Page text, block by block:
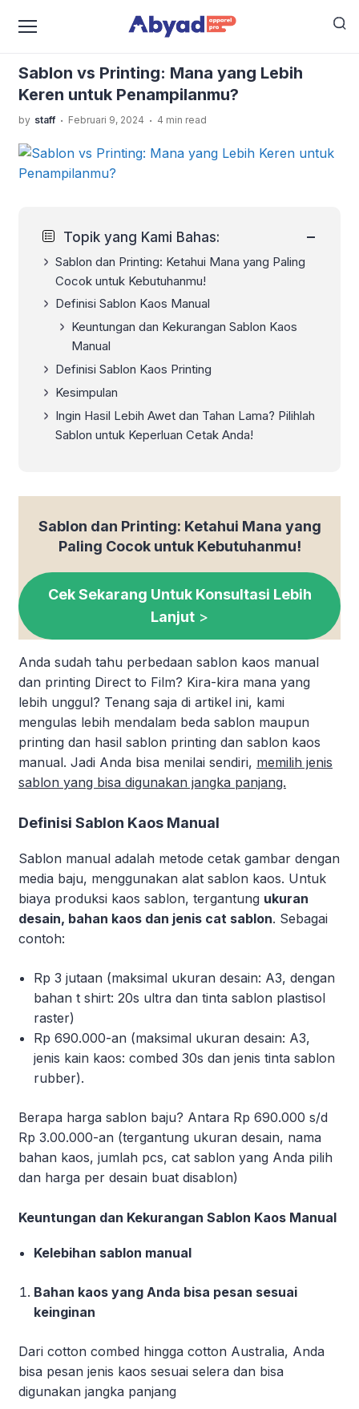
›
Sablon vs Printing: Mana yang
Sablon vs Printing: Mana yang Lebih
Keren untuk Penampilanmu?
by staff . Februari 9, 2024 . 4 min read
Topik yang Kami Bahas: −
Sablon dan Printing: Ketahui Mana yang Paling
Cocok untuk Kebutuhanmu!
Definisi Sablon Kaos Manual
Keuntungan dan Kekurangan Sablon Kaos
Manual
Definisi Sablon Kaos Printing
Kesimpulan
Ingin Hasil Lebih Awet dan Tahan Lama? Pilihlah
Sablon untuk Keperluan Cetak Anda!
Sablon dan Printing: Ketahui Mana yang
Paling Cocok untuk Kebutuhanmu!
Cek Sekarang Untuk Konsultasi Lebih
Lanjut >
Anda sudah tahu perbedaan sablon kaos manual
dan printing Direct to Film? Kira-kira mana yang
lebih unggul? Tenang saja di artikel ini, kami
mengulas lebih mendalam beda sablon maupun
printing dan hasil sablon printing dan sablon kaos
manual. Jadi Anda bisa menilai sendiri, memilih jenis
sablon yang bisa digunakan jangka panjang.
Definisi Sablon Kaos Manual
Sablon manual adalah metode cetak gambar dengan
media baju, menggunakan alat sablon kaos. Untuk
biaya produksi kaos sablon, tergantung ukuran
desain, bahan kaos dan jenis cat sablon. Sebagai
contoh:
Rp 3 jutaan (maksimal ukuran desain: A3, dengan
bahan t shirt: 20s ultra dan tinta sablon plastisol
raster)
Rp 690.000-an (maksimal ukuran desain: A3,
jenis kain kaos: combed 30s dan jenis tinta sablon
rubber).
Berapa harga sablon baju? Antara Rp 690.000 s/d
Rp 3.00.000-an (tergantung ukuran desain, nama
bahan kaos, jumlah pcs, cat sablon yang Anda pilih
dan harga per desain buat disablon)
Keuntungan dan Kekurangan Sablon Kaos Manual
Kelebihan sablon manual
Bahan kaos yang Anda bisa pesan sesuai
keinginan
Dari cotton combed hingga cotton Australia, Anda
bisa pesan jenis kaos sesuai selera dan bisa
digunakan jangka panjang